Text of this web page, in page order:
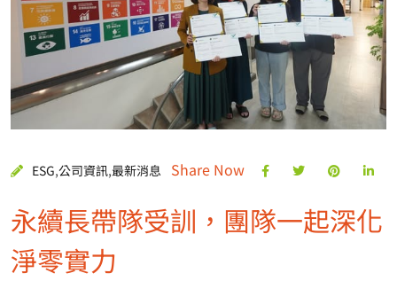
ESG,公司資訊,最新消息 Share Now
永續長帶隊受訓，團隊一起深化
淨零實力